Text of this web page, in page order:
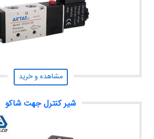
مشاهده و خرید
شیر کنترل جهت شاکو